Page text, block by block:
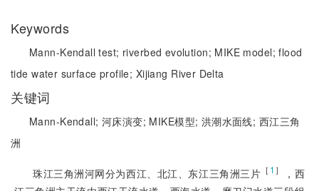
Keywords
Mann-Kendall test; riverbed evolution; MIKE model;flood
tide water surface profile; Xijiang River Delta
关键词
Mann-Kendall; 河床演变; MIKE模型; 洪潮水面线; 西江三角
洲
珠江三角洲河网分为西江、北江、东江三角洲三片 ［ 1 ］
，西